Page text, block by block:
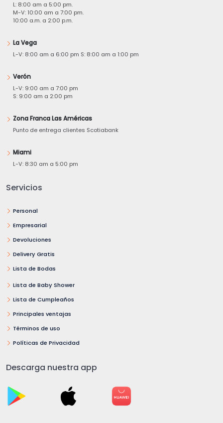
L: 8:00 am a 5:00 pm.
M-V: 10:00 am a 7:00 pm.
10:00 a.m. a 2:00 p.m.
La Vega
L-V: 8:00 am a 6:00 pm S: 8:00 am a 1:00 pm
Verón
L-V: 9:00 am a 7:00 pm
S: 9:00 am a 2:00 pm
Zona Franca Las Américas
Punto de entrega clientes Scotiabank
Miami
L-V: 8:30 am a 5:00 pm
Servicios
Personal
Empresarial
Devoluciones
Delivery Gratis
Lista de Bodas
Lista de Baby Shower
Lista de Cumpleaños
Principales ventajas
Términos de uso
Políticas de Privacidad
Descarga nuestra app